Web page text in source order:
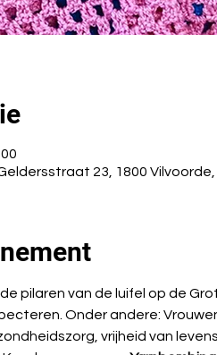
23, 1800
pilaren van de luifel op de
Onder andere:
vrijheid van